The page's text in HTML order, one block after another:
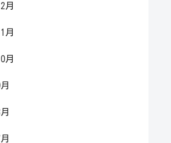
月
月
月